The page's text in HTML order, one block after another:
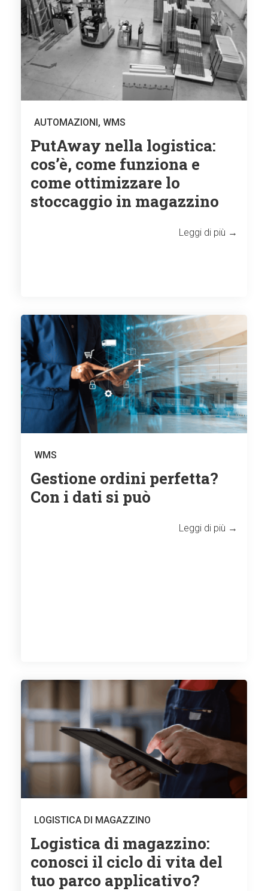
AUTOMAZIONI, WMS
PutAway nella logistica:
cos’è, come funziona e
come ottimizzare lo
stoccaggio in magazzino
Leggi di più →
WMS
Gestione ordini perfetta?
Con i dati si può
Leggi di più →
LOGISTICA DI MAGAZZINO
Logistica di magazzino:
conosci il ciclo di vita del
tuo parco applicativo?